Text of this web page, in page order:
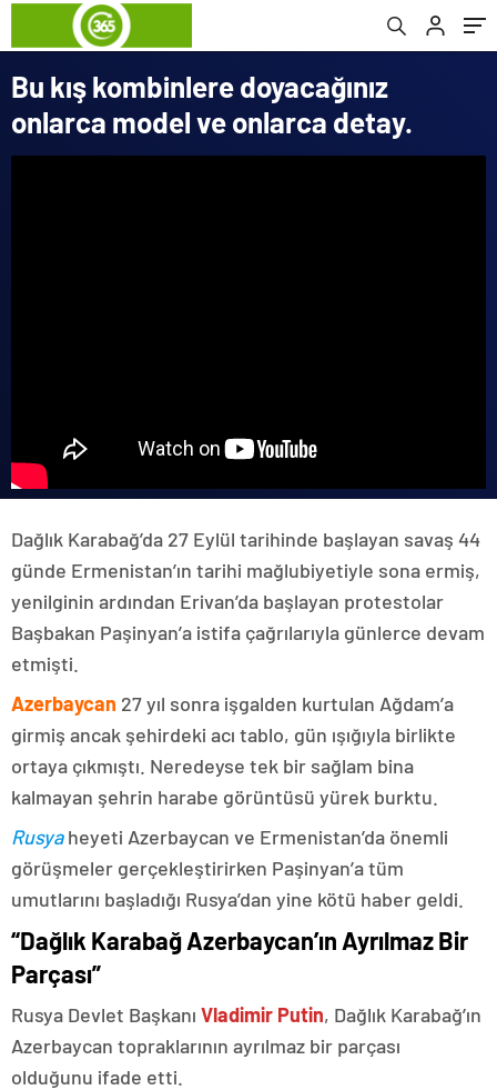
Bu kış kombinlere doyacağınız
onlarca model ve onlarca detay.
Dağlık Karabağ’da 27 Eylül tarihinde başlayan savaş 44
günde Ermenistan’ın tarihi mağlubiyetiyle sona ermiş,
yenilginin ardından Erivan’da başlayan protestolar
Başbakan Paşinyan’a istifa çağrılarıyla günlerce devam
etmişti.
Azerbaycan 27 yıl sonra işgalden kurtulan Ağdam’a
girmiş ancak şehirdeki acı tablo, gün ışığıyla birlikte
ortaya çıkmıştı. Neredeyse tek bir sağlam bina
kalmayan şehrin harabe görüntüsü yürek burktu.
Rusyaheyeti Azerbaycan ve Ermenistan’da önemli
görüşmeler gerçekleştirirken Paşinyan’a tüm
umutlarını başladığı Rusya’dan yine kötü haber geldi.
“Dağlık Karabağ Azerbaycan’ın Ayrılmaz Bir
Parçası”
Rusya Devlet Başkanı Vladimir Putin, Dağlık Karabağ’ın
Azerbaycan topraklarının ayrılmaz bir parçası
olduğunu ifade etti.